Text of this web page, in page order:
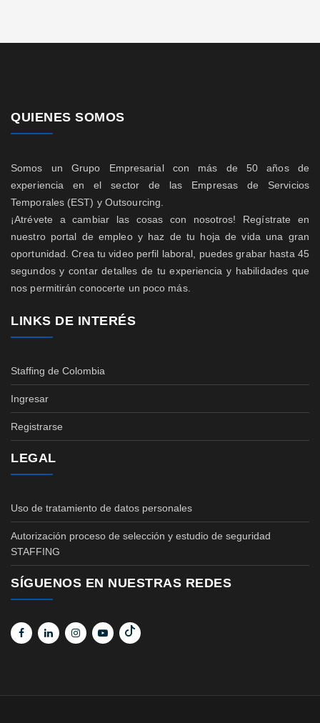
QUIENES SOMOS
Somos un Grupo Empresarial con más de 50 años de
experiencia en el sector de las Empresas de Servicios
Temporales (EST) y Outsourcing.
¡Atrévete a cambiar las cosas con nosotros! Regístrate en
nuestro portal de empleo y haz de tu hoja de vida una gran
oportunidad. Crea tu video perfil laboral, puedes grabar hasta 45
segundos y contar detalles de tu experiencia y habilidades que
nos permitirán conocerte un poco más.
LINKS DE INTERÉS
Staffing de Colombia
Ingresar
Registrarse
LEGAL
Uso de tratamiento de datos personales
Autorización proceso de selección y estudio de seguridad
STAFFING
SÍGUENOS EN NUESTRAS REDES